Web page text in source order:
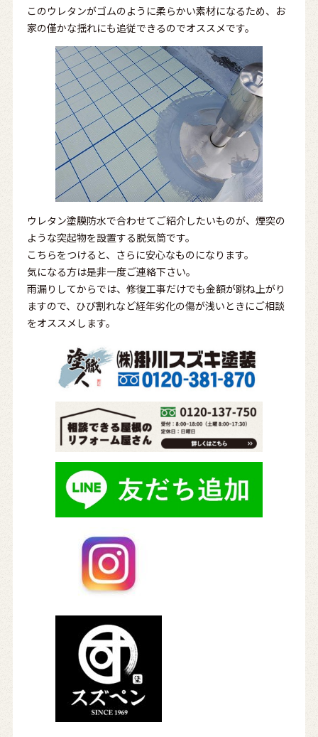
このウレタンがゴムのように柔らかい素材になるため、お
家の僅かな揺れにも追従できるのでオススメです。
ウレタン塗膜防水で合わせてご紹介したいものが、煙突の
ような突起物を設置する脱気筒です。
こちらをつけると、さらに安心なものになります。
気になる方は是非一度ご連絡下さい。
雨漏りしてからでは、修復工事だけでも金額が跳ね上がり
ますので、ひび割れなど経年劣化の傷が浅いときにご相談
をオススメします。